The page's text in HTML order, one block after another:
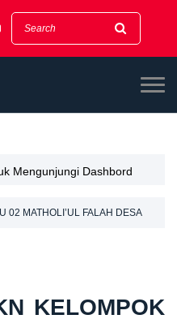
Mengunjungi Dashbord
02 MATHOLI’UL FALAH DESA
KELOMPOK